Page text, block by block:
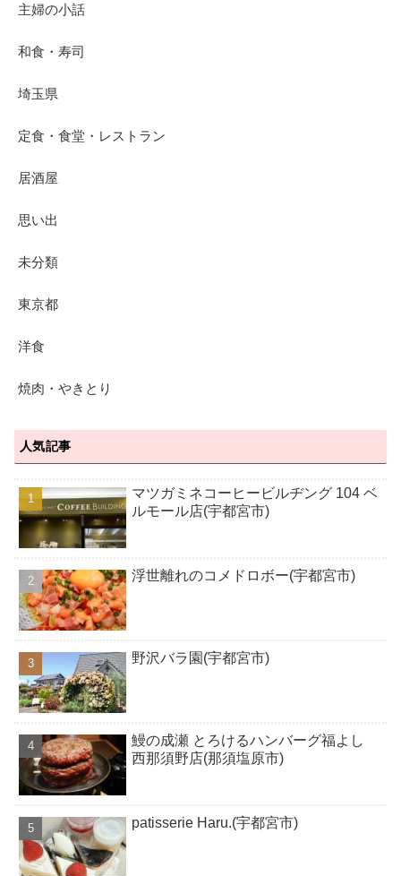
主婦の小話
和食・寿司
埼玉県
定食・食堂・レストラン
居酒屋
思い出
未分類
東京都
洋食
焼肉・やきとり
人気記事
マツガミネコーヒービルヂング 104 ベ
ルモール店(宇都宮市)
浮世離れのコメドロボー(宇都宮市)
野沢バラ園(宇都宮市)
鰻の成瀬 とろけるハンバーグ福よし
西那須野店(那須塩原市)
patisserie Haru.(宇都宮市)